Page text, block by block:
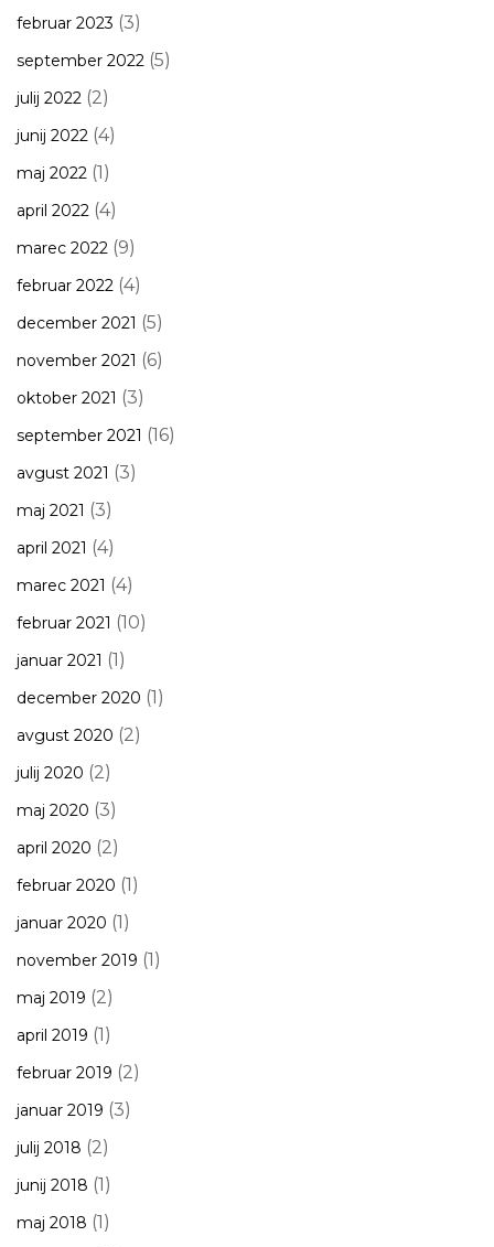
februar 2023 (3)
september 2022 (5)
julij 2022 (2)
junij 2022 (4)
maj 2022 (1)
april 2022 (4)
marec 2022 (9)
februar 2022 (4)
december 2021 (5)
november 2021 (6)
oktober 2021 (3)
september 2021 (16)
avgust 2021 (3)
maj 2021 (3)
april 2021 (4)
marec 2021 (4)
februar 2021 (10)
januar 2021 (1)
december 2020 (1)
avgust 2020 (2)
julij 2020 (2)
maj 2020 (3)
april 2020 (2)
februar 2020 (1)
januar 2020 (1)
november 2019 (1)
maj 2019 (2)
april 2019 (1)
februar 2019 (2)
januar 2019 (3)
julij 2018 (2)
junij 2018 (1)
maj 2018 (1)